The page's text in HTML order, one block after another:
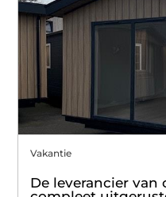
Vakantie
De leverancier van